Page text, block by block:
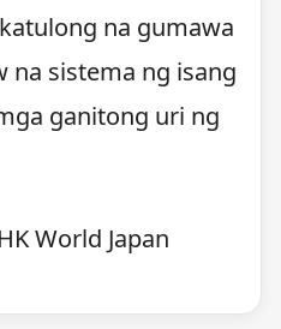
na gumawa
na sistema ng isang
ganitong uri ng
World Japan